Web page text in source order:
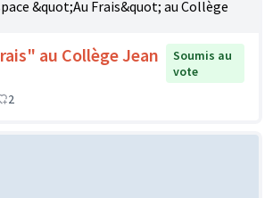
au Collège Jean
Soumis au
vote
2